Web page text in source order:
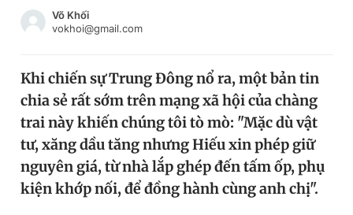
Chuyên mục khác
Tin thị trường Tin 360
Video Magazine
Sản phẩm khác
Tin đã xem
Đăng xuất
Võ Khối
vokhoi@gmail.com
Khi chiến sự Trung Đông nổ ra, một bản tin
chia sẻ rất sớm trên mạng xã hội của chàng
trai này khiến chúng tôi tò mò: "Mặc dù vật
tư, xăng dầu tăng nhưng Hiếu xin phép giữ
nguyên giá, từ nhà lắp ghép đến tấm ốp, phụ
kiện khớp nối, để đồng hành cùng anh chị".